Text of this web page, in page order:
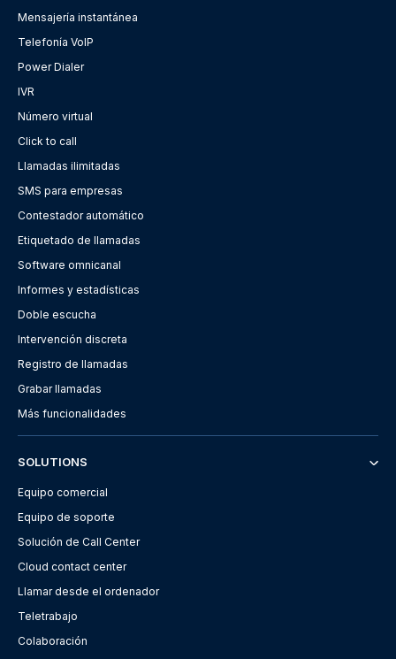
Mensajería instantánea
Telefonía VoIP
Power Dialer
IVR
Número virtual
Click to call
Llamadas ilimitadas
SMS para empresas
Contestador automático
Etiquetado de llamadas
Software omnicanal
Informes y estadísticas
Doble escucha
Intervención discreta
Registro de llamadas
Grabar llamadas
Más funcionalidades
SOLUTIONS
Equipo comercial
Equipo de soporte
Solución de Call Center
Cloud contact center
Llamar desde el ordenador
Teletrabajo
Colaboración